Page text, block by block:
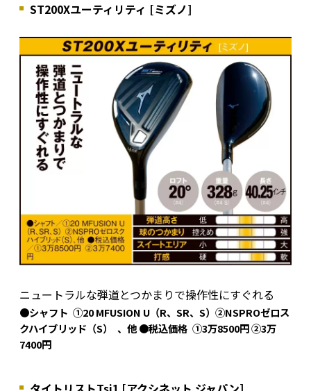
ST200Xユーティリティ [ミズノ]
ニュートラルな弾道とつかまりで操作性にすぐれる
●シャフト ①20 MFUSION U（R、SR、S）②NSPROゼロス
クハイブリッド（S） 、他 ●税込価格 ①3万8500円 ②3万
7400円